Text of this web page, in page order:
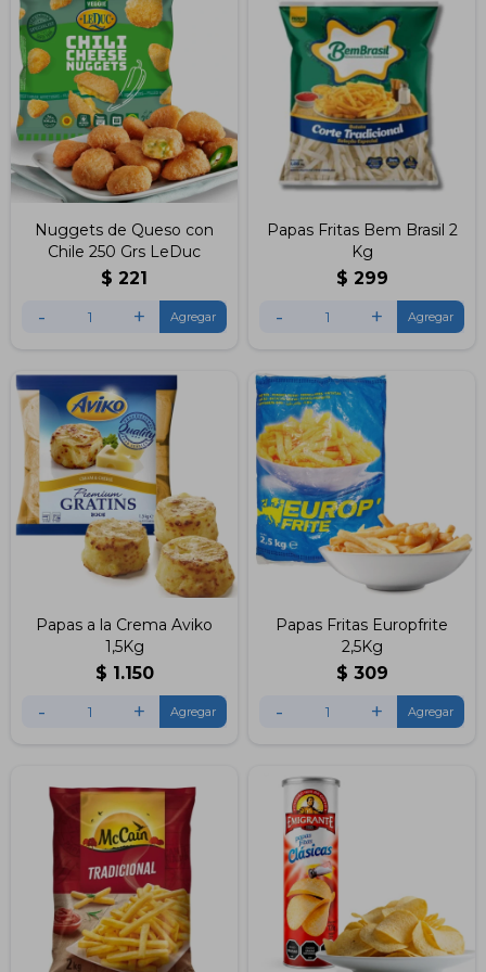
Nuggets de Queso con
Chile 250 Grs LeDuc
$ 221
- +
Papas Fritas Bem Brasil 2
Kg
$ 299
- +
Papas a la Crema Aviko
1,5Kg
$ 1.150
- +
Papas Fritas Europfrite
2,5Kg
$ 309
- +